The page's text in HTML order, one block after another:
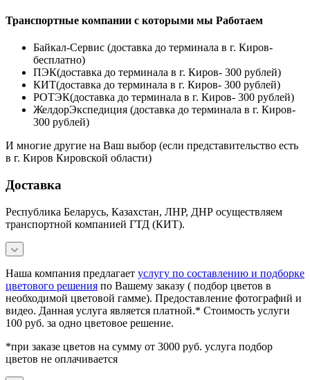
Транспортные компании с которыми мы Работаем
Байкал-Сервис (доставка до терминала в г. Киров-
бесплатно)
ПЭК(доставка до терминала в г. Киров- 300 рублей)
КИТ(доставка до терминала в г. Киров- 300 рублей)
РОТЭК(доставка до терминала в г. Киров- 300 рублей)
ЖелдорЭкспедиция (доставка до терминала в г. Киров-
300 рублей)
И многие другие на Ваш выбор (если представительство есть
в г. Киров Кировской области)
Доставка
Республика Беларусь, Казахстан, ЛНР, ДНР осуществляем
транспортной компанией ГТД (КИТ).
Наша компания предлагает услугу по составлению и подборке
цветового решения по Вашему заказу ( подбор цветов в
необходимой цветовой гамме). Предоставление фотографий и
видео. Данная услуга является платной.* Стоимость услуги
100 руб. за одно цветовое решение.
*при заказе цветов на сумму от 3000 руб. услуга подбор
цветов не оплачивается